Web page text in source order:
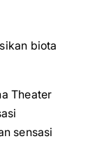
biota
Theater
sensasi